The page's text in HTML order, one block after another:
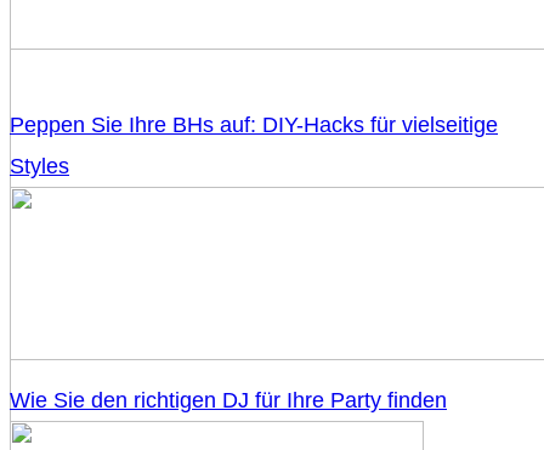
Peppen Sie Ihre BHs auf: DIY-Hacks für vielseitige
Styles
Wie Sie den richtigen DJ für Ihre Party finden